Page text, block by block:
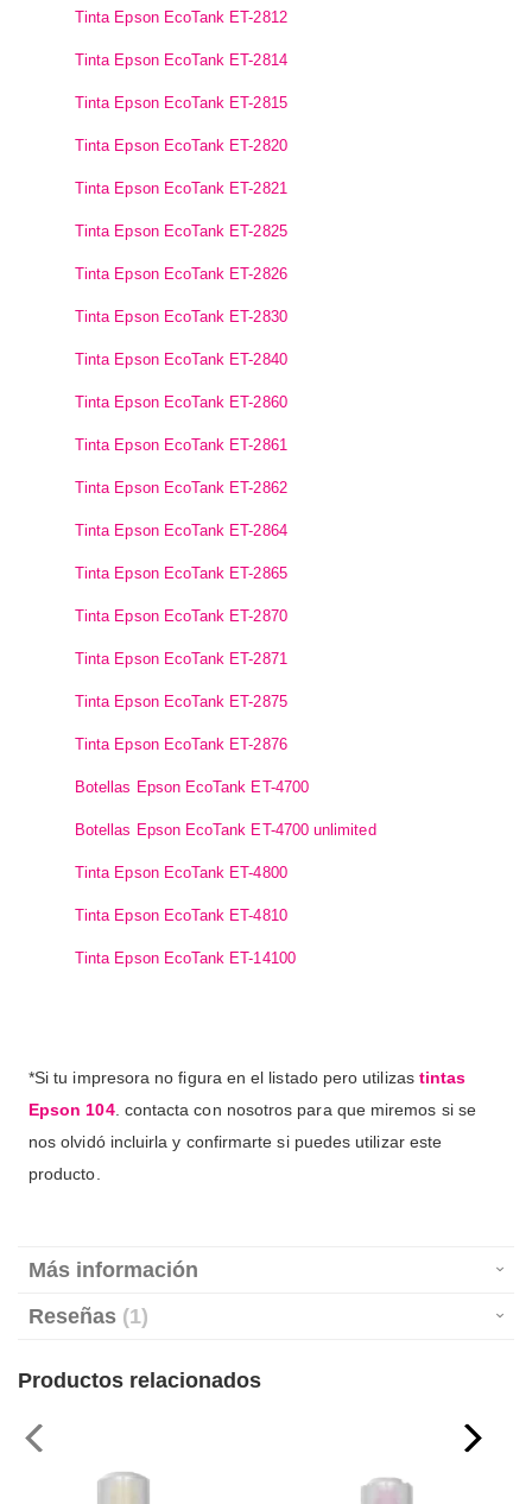
Tinta Epson EcoTank ET-2812
Tinta Epson EcoTank ET-2814
Tinta Epson EcoTank ET-2815
Tinta Epson EcoTank ET-2820
Tinta Epson EcoTank ET-2821
Tinta Epson EcoTank ET-2825
Tinta Epson EcoTank ET-2826
Tinta Epson EcoTank ET-2830
Tinta Epson EcoTank ET-2840
Tinta Epson EcoTank ET-2860
Tinta Epson EcoTank ET-2861
Tinta Epson EcoTank ET-2862
Tinta Epson EcoTank ET-2864
Tinta Epson EcoTank ET-2865
Tinta Epson EcoTank ET-2870
Tinta Epson EcoTank ET-2871
Tinta Epson EcoTank ET-2875
Tinta Epson EcoTank ET-2876
Botellas Epson EcoTank ET-4700
Botellas Epson EcoTank ET-4700 unlimited
Tinta Epson EcoTank ET-4800
Tinta Epson EcoTank ET-4810
Tinta Epson EcoTank ET-14100
*Si tu impresora no figura en el listado pero utilizas tintas
Epson 104. contacta con nosotros para que miremos si se
nos olvidó incluirla y confirmarte si puedes utilizar este
producto.
Más información
Reseñas 1
Productos relacionados